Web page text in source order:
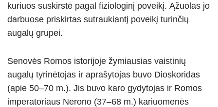
kuriuos suskirstė pagal fiziologinį poveikį. Ąžuolas jo
darbuose priskirtas sutraukiantį poveikį turinčių
augalų grupei.
Senovės Romos istorijoje žymiausias vaistinių
augalų tyrinėtojas ir aprašytojas buvo Dioskoridas
(apie 50–70 m.). Jis buvo karo gydytojas ir Romos
imperatoriaus Nerono (37–68 m.) kariuomenės